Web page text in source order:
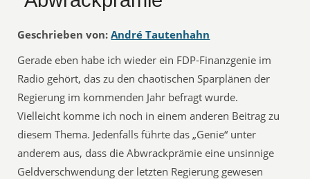
Geschrieben von: André Tautenhahn
Gerade eben habe ich wieder ein FDP-Finanzgenie im
Radio gehört, das zu den chaotischen Sparplänen der
Regierung im kommenden Jahr befragt wurde.
Vielleicht komme ich noch in einem anderen Beitrag zu
diesem Thema. Jedenfalls führte das „Genie“ unter
anderem aus, dass die Abwrackprämie eine unsinnige
Geldverschwendung der letzten Regierung gewesen